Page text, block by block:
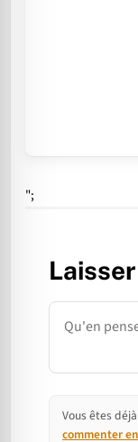
";
Commentaire
Vous êtes
commenter